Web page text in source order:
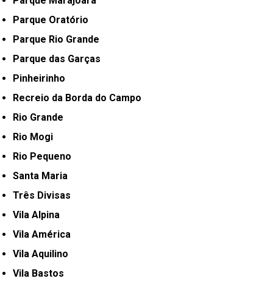
Parque Oratório
Parque Rio Grande
Parque das Garças
Pinheirinho
Recreio da Borda do Campo
Rio Grande
Rio Mogi
Rio Pequeno
Santa Maria
Três Divisas
Vila Alpina
Vila América
Vila Aquilino
Vila Bastos